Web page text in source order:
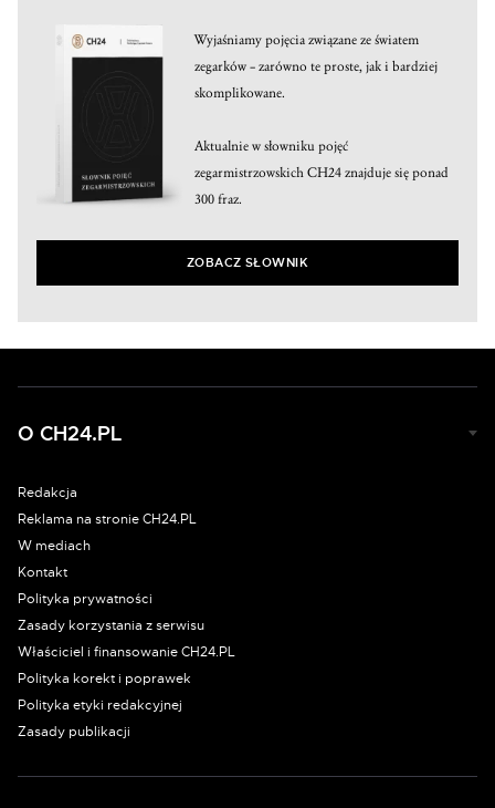
Wyjaśniamy pojęcia związane ze światem
zegarków – zarówno te proste, jak i bardziej
skomplikowane.
Aktualnie w słowniku pojęć
zegarmistrzowskich CH24 znajduje się ponad
300 fraz.
ZOBACZ SŁOWNIK
O CH24.PL
Redakcja
Reklama na stronie CH24.PL
W mediach
Kontakt
Polityka prywatności
Zasady korzystania z serwisu
Właściciel i finansowanie CH24.PL
Polityka korekt i poprawek
Polityka etyki redakcyjnej
Zasady publikacji